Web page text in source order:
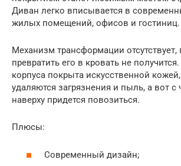
Диван легко вписывается в
жилых помещений, офисов и гостиниц.
Механизм трансформации отсутствует,
превратить его в кровать не
корпуса покрыта искусственной
удаляются загрязнения и пыль, а вот
наверху придется повозиться.
Плюсы:
Современный дизайн;